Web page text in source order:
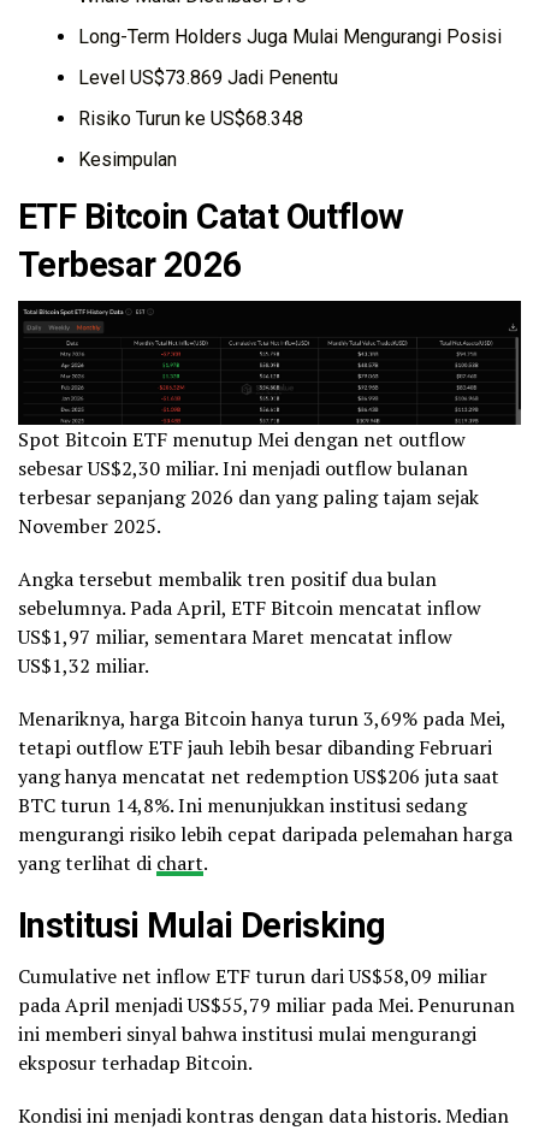
Long-Term Holders Juga Mulai Mengurangi Posisi
Level US$73.869 Jadi Penentu
Risiko Turun ke US$68.348
Kesimpulan
ETF Bitcoin Catat Outflow
Terbesar 2026
Spot Bitcoin ETF menutup Mei dengan net outflow
sebesar US$2,30 miliar. Ini menjadi outflow bulanan
terbesar sepanjang 2026 dan yang paling tajam sejak
November 2025.
Angka tersebut membalik tren positif dua bulan
sebelumnya. Pada April, ETF Bitcoin mencatat inflow
US$1,97 miliar, sementara Maret mencatat inflow
US$1,32 miliar.
Menariknya, harga Bitcoin hanya turun 3,69% pada Mei,
tetapi outflow ETF jauh lebih besar dibanding Februari
yang hanya mencatat net redemption US$206 juta saat
BTC turun 14,8%. Ini menunjukkan institusi sedang
mengurangi risiko lebih cepat daripada pelemahan harga
yang terlihat di chart.
Institusi Mulai Derisking
Cumulative net inflow ETF turun dari US$58,09 miliar
pada April menjadi US$55,79 miliar pada Mei. Penurunan
ini memberi sinyal bahwa institusi mulai mengurangi
eksposur terhadap Bitcoin.
Kondisi ini menjadi kontras dengan data historis. Median